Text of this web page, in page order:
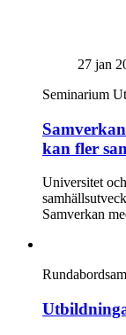
27 jan
Seminarium
kan fler
Universitet
Samverkan